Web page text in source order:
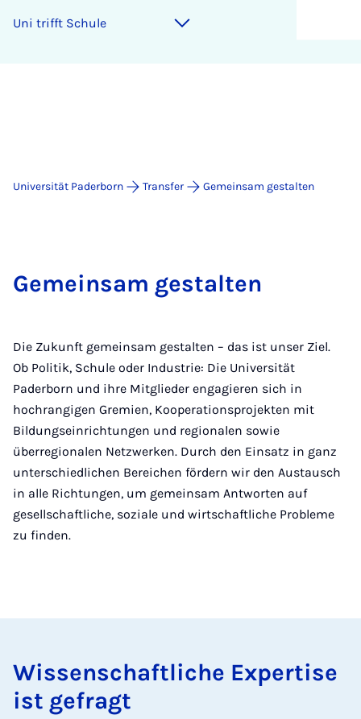
Uni trifft Schu­le
Universität Paderborn Transfer Gemeinsam gestalten
Gemeinsam gestalten
Die Zukunft gemeinsam gestalten – das ist unser Ziel.
Ob Politik, Schule oder Industrie: Die Universität
Paderborn und ihre Mitglieder engagieren sich in
hochrangigen Gremien, Kooperationsprojekten mit
Bildungseinrichtungen und regionalen sowie
überregionalen Netzwerken. Durch den Einsatz in ganz
unterschiedlichen Bereichen fördern wir den Austausch
in alle Richtungen, um gemeinsam Antworten auf
gesellschaftliche, soziale und wirtschaftliche Probleme
zu finden.
Wis­sen­schaft­li­che Ex­per­ti­se
ist ge­fragt